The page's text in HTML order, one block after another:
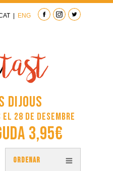
ENG
dijous
28 de desembre
3,95€
ORDENAR